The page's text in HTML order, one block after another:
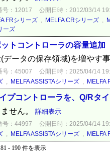
号：12017 公開日時：2012/03/14
FRシリーズ, MELFA CRシリーズ,
ーズ
ットコントローラの容量追加
データの保存領域)を増やす
号：45007 公開日時：2025/04/14
, MELFA ASSISTAシリーズ, MELFA
プコントローラを、Q/Rタ
せん。 詳細表示
号：44997 公開日時：2025/04/14
, MELFA ASSISTAシリーズ, MELFA
- 190 件を表示